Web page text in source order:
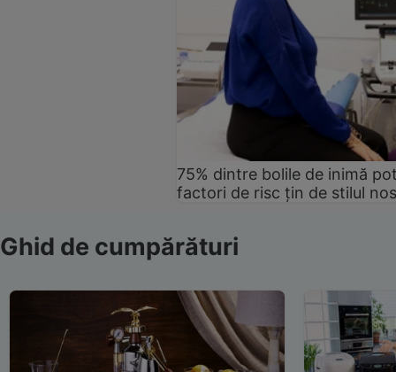
75% dintre bolile de inimă
factori de risc țin de stilul
Ghid de cumpărături